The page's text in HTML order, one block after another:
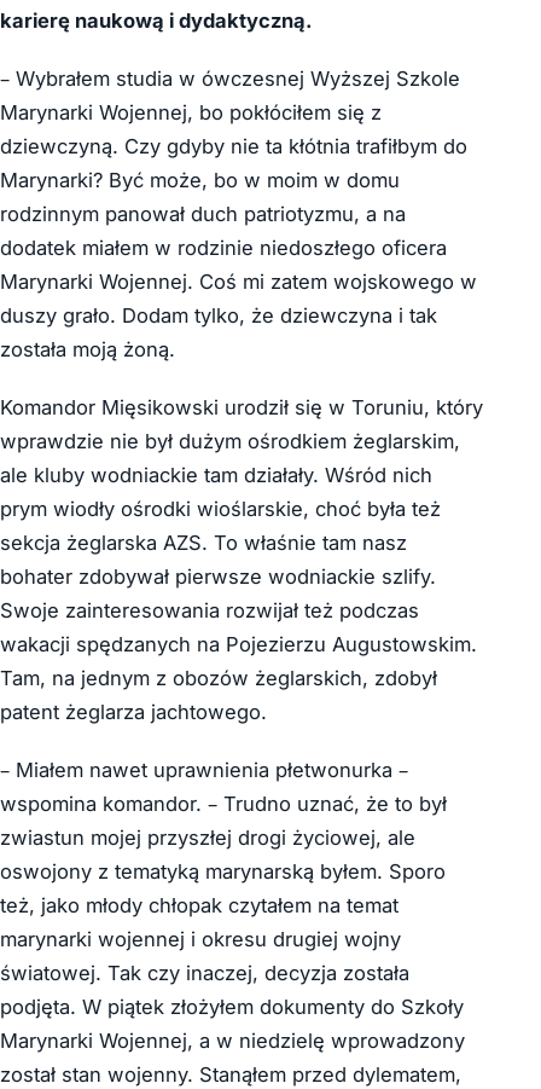
karierę naukową i dydaktyczną.
– Wybrałem studia w ówczesnej Wyższej Szkole
Marynarki Wojennej, bo pokłóciłem się z
dziewczyną. Czy gdyby nie ta kłótnia trafiłbym do
Marynarki? Być może, bo w moim w domu
rodzinnym panował duch patriotyzmu, a na
dodatek miałem w rodzinie niedoszłego oficera
Marynarki Wojennej. Coś mi zatem wojskowego w
duszy grało. Dodam tylko, że dziewczyna i tak
została moją żoną.
Komandor Mięsikowski urodził się w Toruniu, który
wprawdzie nie był dużym ośrodkiem żeglarskim,
ale kluby wodniackie tam działały. Wśród nich
prym wiodły ośrodki wioślarskie, choć była też
sekcja żeglarska AZS. To właśnie tam nasz
bohater zdobywał pierwsze wodniackie szlify.
Swoje zainteresowania rozwijał też podczas
wakacji spędzanych na Pojezierzu Augustowskim.
Tam, na jednym z obozów żeglarskich, zdobył
patent żeglarza jachtowego.
– Miałem nawet uprawnienia płetwonurka –
wspomina komandor. – Trudno uznać, że to był
zwiastun mojej przyszłej drogi życiowej, ale
oswojony z tematyką marynarską byłem. Sporo
też, jako młody chłopak czytałem na temat
marynarki wojennej i okresu drugiej wojny
światowej. Tak czy inaczej, decyzja została
podjęta. W piątek złożyłem dokumenty do Szkoły
Marynarki Wojennej, a w niedzielę wprowadzony
został stan wojenny. Stanąłem przed dylematem,